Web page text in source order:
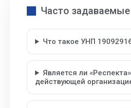
Часто
Что такое УНП
Является ли «Респекта»
действующей